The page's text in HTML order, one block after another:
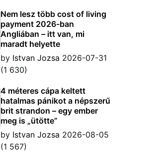
Nem lesz több cost of living
payment 2026-ban
Angliában – itt van, mi
maradt helyette
by Istvan Jozsa 2026-07-31
(1 630)
4 méteres cápa keltett
hatalmas pánikot a népszerű
brit strandon – egy ember
meg is „ütötte”
by Istvan Jozsa 2026-08-05
(1 567)